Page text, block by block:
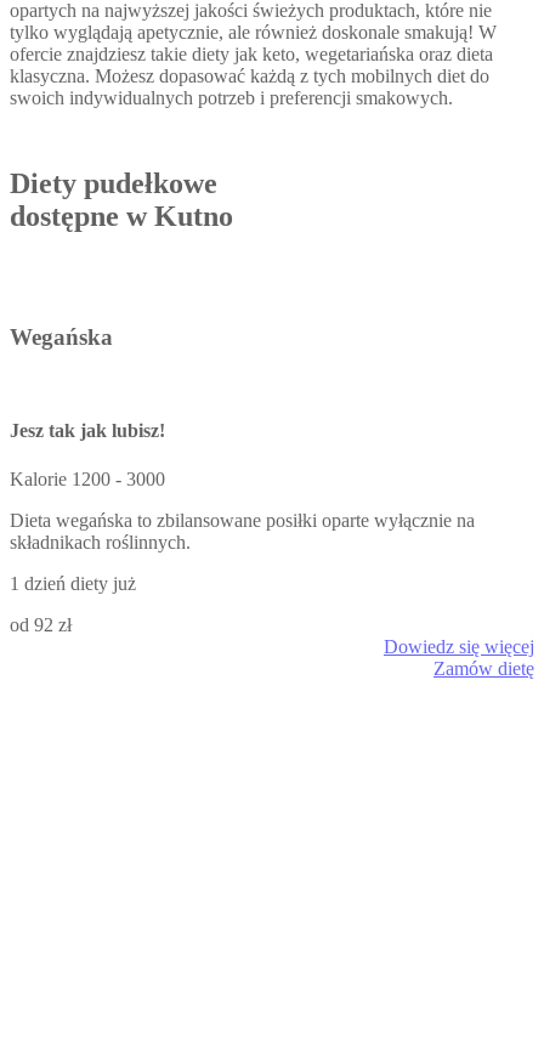
opartych na najwyższej jakości świeżych produktach, które nie
tylko wyglądają apetycznie, ale również doskonale smakują! W
ofercie znajdziesz takie diety jak keto, wegetariańska oraz dieta
klasyczna. Możesz dopasować każdą z tych mobilnych diet do
swoich indywidualnych potrzeb i preferencji smakowych.
Diety pudełkowe
dostępne w Kutno
Wegańska
Jesz tak jak lubisz!
Kalorie 1200 - 3000
Dieta wegańska to zbilansowane posiłki oparte wyłącznie na
składnikach roślinnych.
1 dzień diety już
od 92 zł
Dowiedz się więcej
Zamów dietę